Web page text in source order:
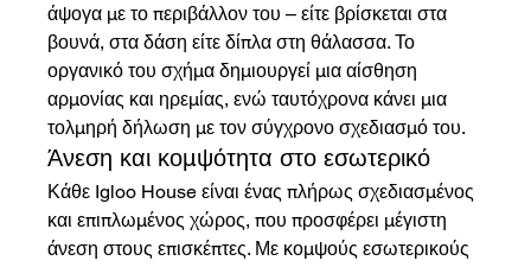
άψογα με το περιβάλλον του – είτε βρίσκεται στα
βουνά, στα δάση είτε δίπλα στη θάλασσα. Το
οργανικό του σχήμα δημιουργεί μια αίσθηση
αρμονίας και ηρεμίας, ενώ ταυτόχρονα κάνει μια
τολμηρή δήλωση με τον σύγχρονο σχεδιασμό του.
Άνεση και κομψότητα στο εσωτερικό
Κάθε Igloo House είναι ένας πλήρως σχεδιασμένος
και επιπλωμένος χώρος, που προσφέρει μέγιστη
άνεση στους επισκέπτες. Με κομψούς εσωτερικούς